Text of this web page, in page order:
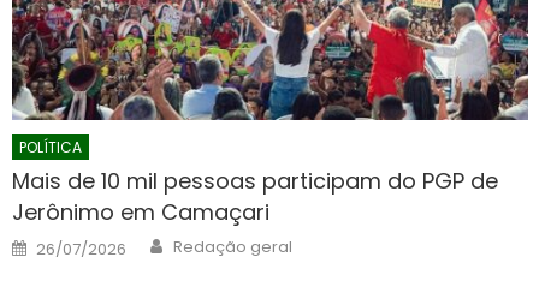
POLÍTICA
Mais de 10 mil pessoas participam do PGP de
Jerônimo em Camaçari
Posted
on
26/07/2026 Author
Redação geral